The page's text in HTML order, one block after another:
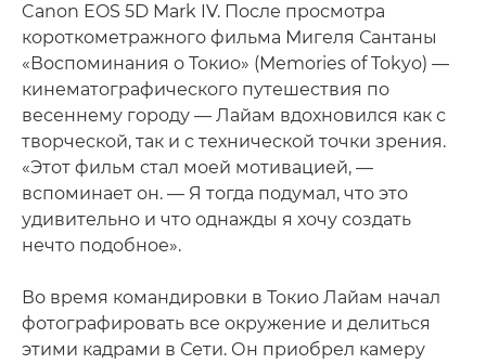
Canon EOS 5D Mark IV. После просмотра
короткометражного фильма Мигеля Сантаны
«Воспоминания о Токио» (Memories of Tokyo) —
кинематографического путешествия по
весеннему городу — Лайам вдохновился как с
творческой, так и с технической точки зрения.
«Этот фильм стал моей мотивацией, —
вспоминает он. — Я тогда подумал, что это
удивительно и что однажды я хочу создать
нечто подобное».
Во время командировки в Токио Лайам начал
фотографировать все окружение и делиться
этими кадрами в Сети. Он приобрел камеру